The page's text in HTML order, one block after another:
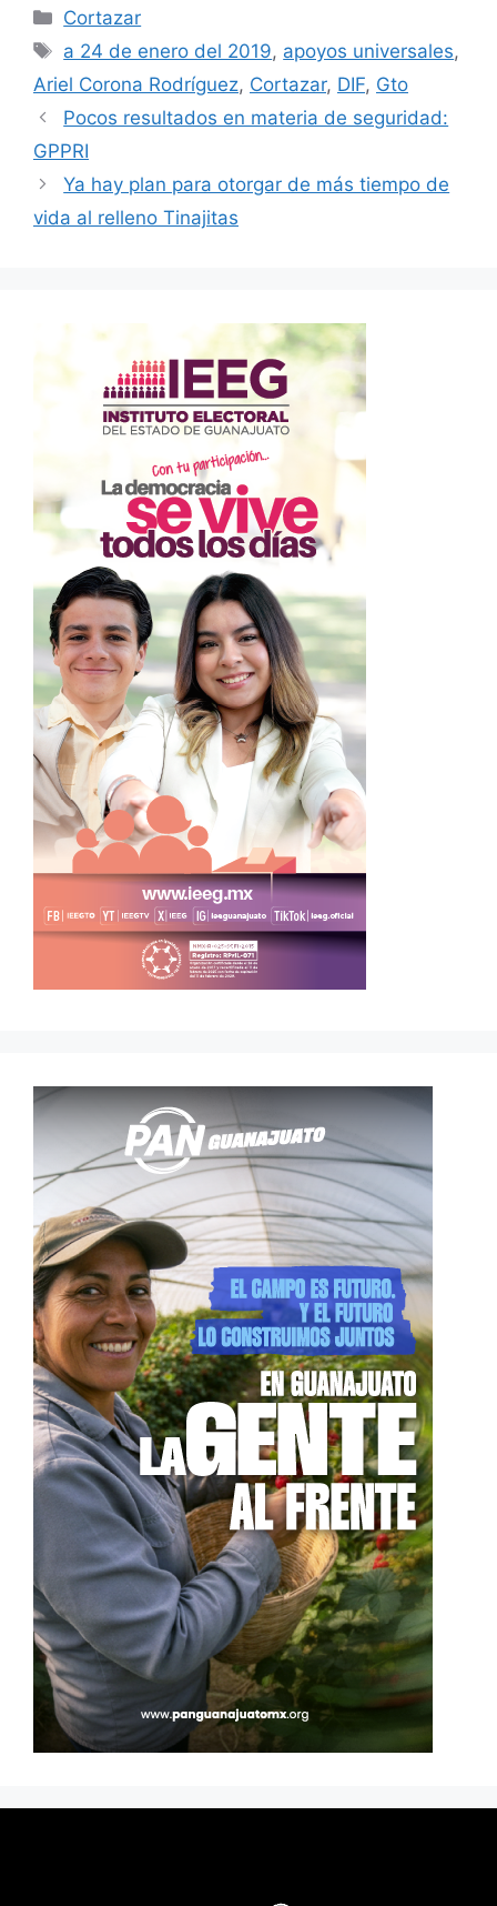
Categorías
Cortazar
Etiquetas
a 24 de enero del 2019, apoyos universales,
Ariel Corona Rodríguez, Cortazar, DIF, Gto
Pocos resultados en materia de seguridad:
GPPRI
Ya hay plan para otorgar de más tiempo de
vida al relleno Tinajitas